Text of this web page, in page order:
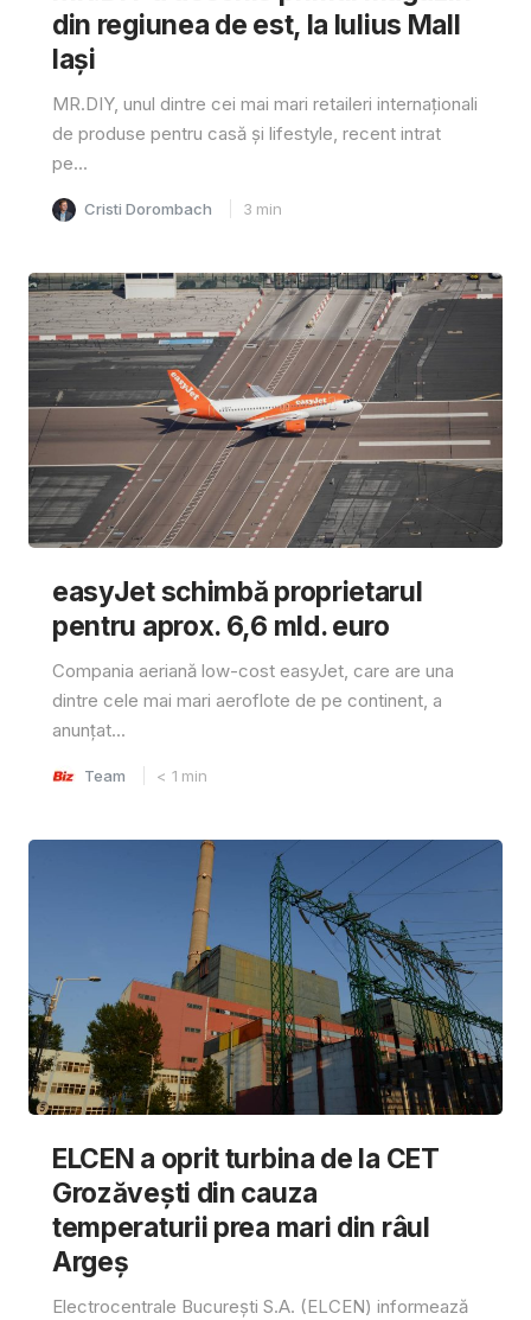
din regiunea de est, la Iulius Mall
Iași
MR.DIY, unul dintre cei mai mari retaileri internaționali
de produse pentru casă și lifestyle, recent intrat
pe...
Cristi Dorombach 3 min
easyJet schimbă proprietarul
pentru aprox. 6,6 mld. euro
Compania aeriană low-cost easyJet, care are una
dintre cele mai mari aeroflote de pe continent, a
anunțat...
Team < 1 min
ELCEN a oprit turbina de la CET
Grozăvești din cauza
temperaturii prea mari din râul
Argeș
Electrocentrale București S.A. (ELCEN) informează